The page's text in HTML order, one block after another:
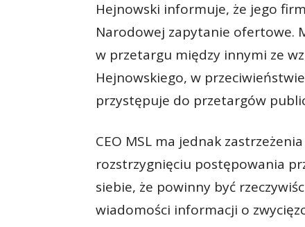
Hejnowski informuje, że jego
Narodowej zapytanie ofertowe.
w przetargu między innymi ze
Hejnowskiego, w
przystępuje do przetargów
CEO MSL ma jednak
rozstrzygnięciu postępowania
siebie, że powinny być
wiadomości informacji o